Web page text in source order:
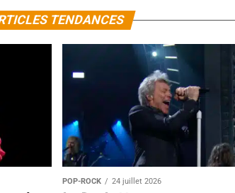
TENDANCES
POP-ROCK 24 juillet 2026